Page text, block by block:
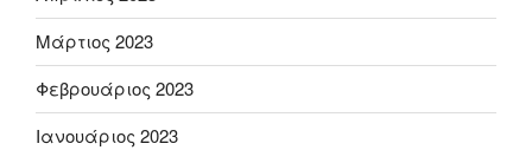
Μάρτιος 2023
Φεβρουάριος 2023
Ιανουάριος 2023